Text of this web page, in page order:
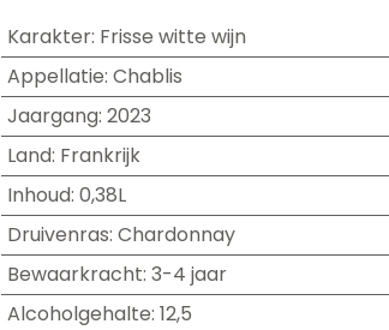
Karakter: Frisse witte wijn
Appellatie: Chablis
Jaargang: 2023
Land: Frankrijk
Inhoud: 0,38L
Druivenras: Chardonnay
Bewaarkracht: 3-4 jaar
Alcoholgehalte: 12,5